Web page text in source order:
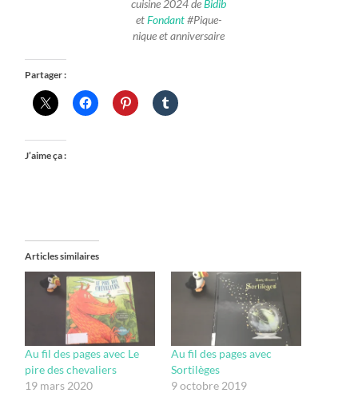
cuisine 2024 deBidib
etFondant#Pique-
nique et anniversaire
Partager :
J’aime ça :
Articles similaires
Au fil des pages avec Le
pire des chevaliers
19 mars 2020
Au fil des pages avec
Sortilèges
9 octobre 2019